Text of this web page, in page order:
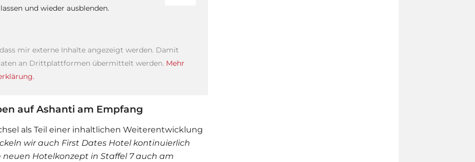
und wieder ausblenden.
mir externe Inhalte angezeigt werden. Damit
an Drittplattformen übermittelt werden. Mehr
auf Ashanti am Empfang
als Teil einer inhaltlichen Weiterentwicklung
wir auch First Dates Hotelkontinuierlich
Hotelkonzept in Staffel 7 auch am